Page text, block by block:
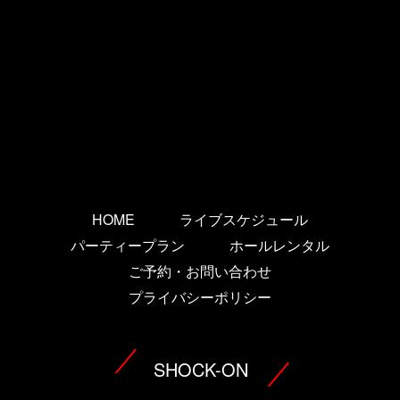
HOME
ライブスケジュール
パーティープラン
ホールレンタル
ご予約・お問い合わせ
プライバシーポリシー
SHOCK-ON